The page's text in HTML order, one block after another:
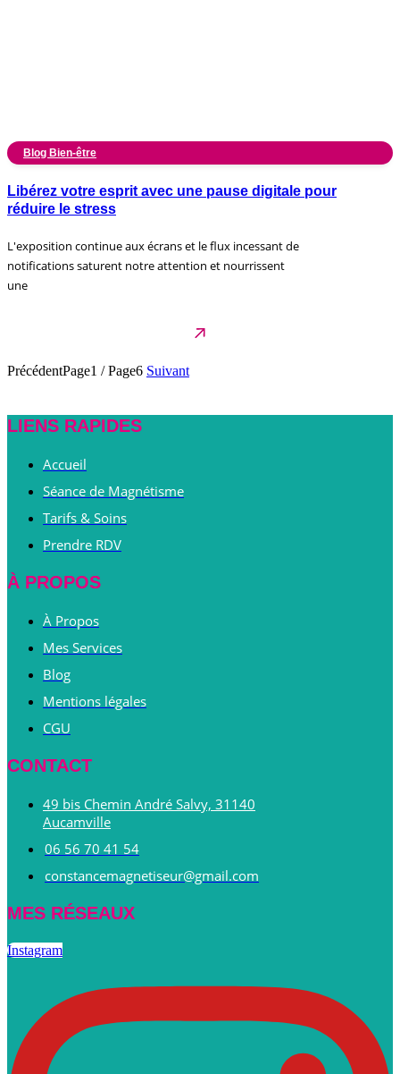
Blog Bien-être
Libérez votre esprit avec une pause digitale pour
réduire le stress
L'exposition continue aux écrans et le flux incessant de
notifications saturent notre attention et nourrissent
une
PrécédentPage1 / Page6 Suivant
LIENS RAPIDES
Accueil
Séance de Magnétisme
Tarifs & Soins
Prendre RDV
À PROPOS
À Propos
Mes Services
Blog
Mentions légales
CGU
CONTACT
49 bis Chemin André Salvy, 31140
Aucamville
06 56 70 41 54
constancemagnetiseur@gmail.com
MES RÉSEAUX
Instagram